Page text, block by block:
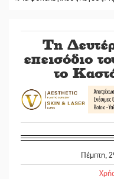
Τη
επεισόδιο
το
Πέμπτη,